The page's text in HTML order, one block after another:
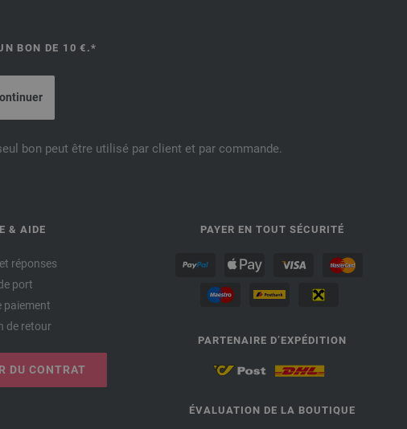
BON DE 10 €.*
bon peut être utilisé par client et par commande.
& AIDE
réponses
port
paiement
de retour
DU CONTRAT
PAYER EN TOUT SÉCURITÉ
PARTENAIRE D’EXPÉDITION
ÉVALUATION DE LA BOUTIQUE